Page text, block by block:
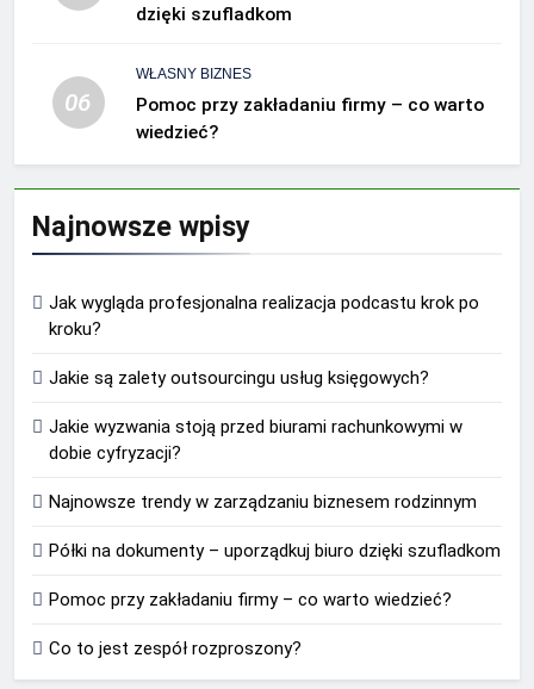
dzięki szufladkom
06
WŁASNY BIZNES
Pomoc przy zakładaniu firmy – co warto
wiedzieć?
Najnowsze wpisy
Jak wygląda profesjonalna realizacja podcastu krok po
kroku?
Jakie są zalety outsourcingu usług księgowych?
Jakie wyzwania stoją przed biurami rachunkowymi w
dobie cyfryzacji?
Najnowsze trendy w zarządzaniu biznesem rodzinnym
Półki na dokumenty – uporządkuj biuro dzięki szufladkom
Pomoc przy zakładaniu firmy – co warto wiedzieć?
Co to jest zespół rozproszony?